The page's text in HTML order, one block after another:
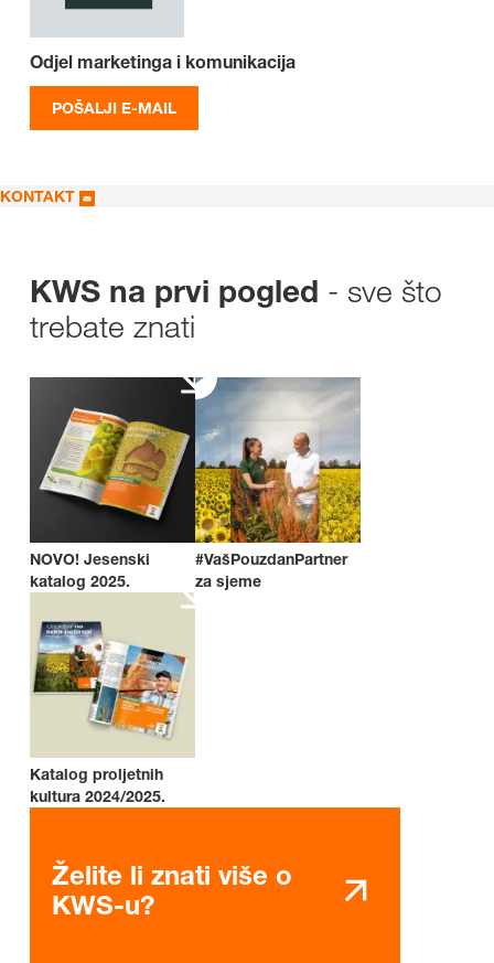
Odjel marketinga i komunikacija
POŠALJI E-MAIL
KONTAKT
KWS na prvi pogled - sve što
trebate znati
NOVO! Jesenski
katalog 2025.
#VašPouzdanPartner
za sjeme
Katalog proljetnih
kultura 2024/2025.
Želite li znati više o
KWS-u?